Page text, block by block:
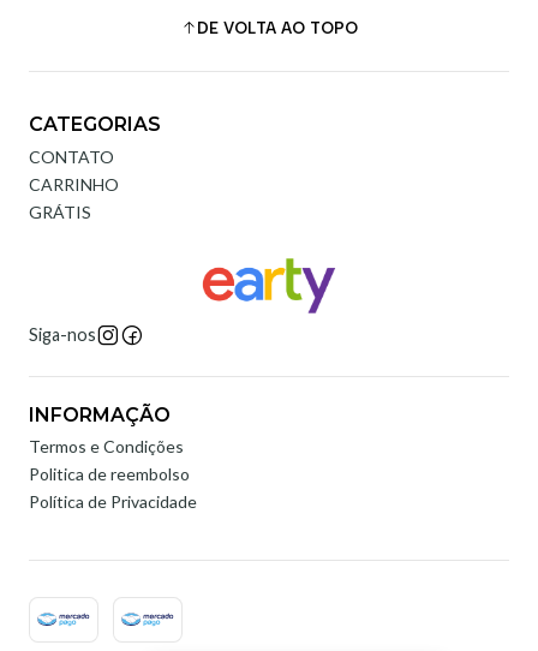
DE VOLTA AO TOPO
CATEGORIAS
CONTATO
CARRINHO
GRÁTIS
Siga-nos
INFORMAÇÃO
Termos e Condições
Politica de reembolso
Política de Privacidade